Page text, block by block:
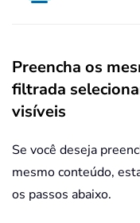
Preencha os
filtrada
visíveis
Se você deseja
mesmo conteúdo,
os passos abaixo.